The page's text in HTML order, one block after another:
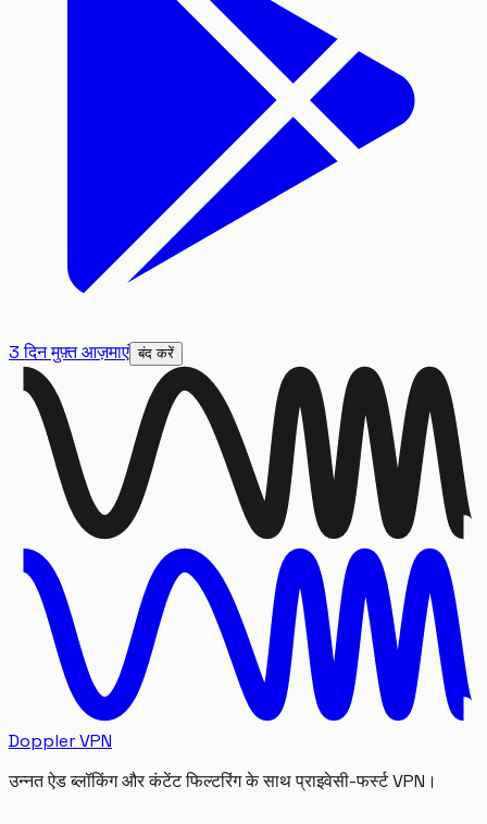
3 दिन मुफ़्त आज़माएं बंद करें
Doppler VPN
उन्नत ऐड ब्लॉकिंग और कंटेंट फिल्टरिंग के साथ प्राइवेसी-फर्स्ट VPN।